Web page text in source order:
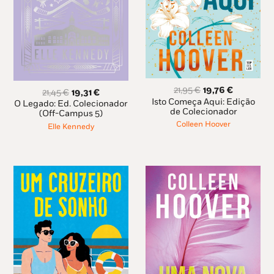
21,45€ O
preço
original
era:
19,31€O
preço
atual
O Legado: Ed. Colecionador
(Off-Campus 5)
Elle Kennedy
21,95€ O
preço
original
era:
19,76 €O
preço
atual
Isto Começa Aqui: Edição
de Colecionador
Colleen Hoover